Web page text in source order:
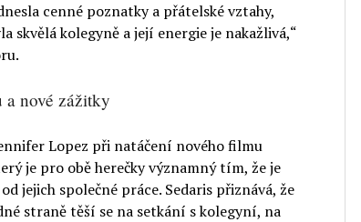
cenné poznatky a přátelské vztahy,
skvělá kolegyně a její energie je nakažlivá,“
a nové zážitky
Lopez při natáčení nového filmu
je pro obě herečky významný tím, že je
jejich společné práce. Sedaris přiznává, že
straně těší se na setkání s kolegyní, na